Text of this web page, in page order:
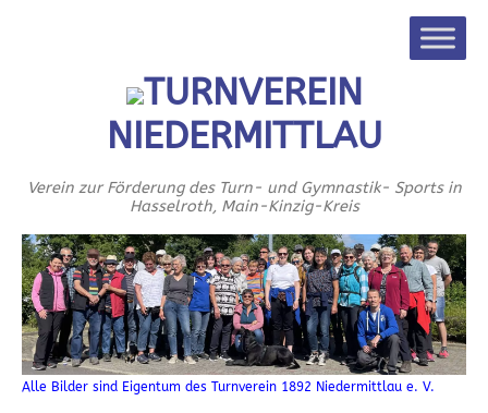
TURNVEREIN
NIEDERMITTLAU
Verein zur Förderung des Turn- und Gymnastik- Sports in
Hasselroth, Main-Kinzig-Kreis
Alle Bilder sind Eigentum des Turnverein 1892 Niedermittlau e. V.